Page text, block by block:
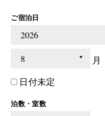
ご宿泊日
月
日付未定
泊数・室数